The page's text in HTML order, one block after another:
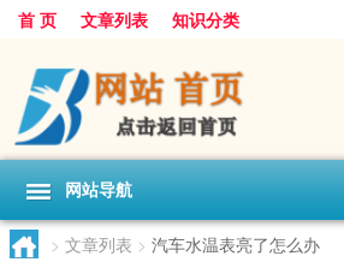
首 页 文章列表 知识分类
网站导航
> 文章列表 > 汽车水温表亮了怎么办